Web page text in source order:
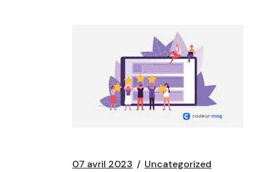
07 avril 2023 Uncategorized